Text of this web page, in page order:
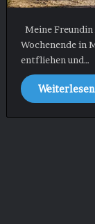
Meine Freundin
Wochenende in
entfliehen und…